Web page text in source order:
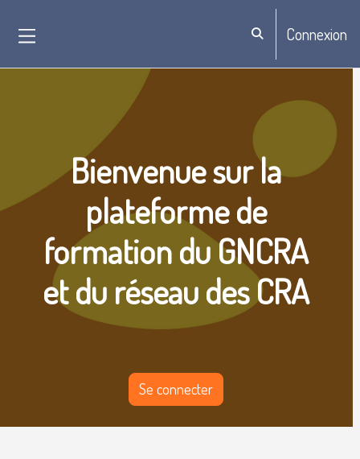
Panneau latéral Activer/désactiver la
Connexion
Bienvenue sur la
plateforme de
formation du GNCRA
et du réseau des CRA
Se connecter